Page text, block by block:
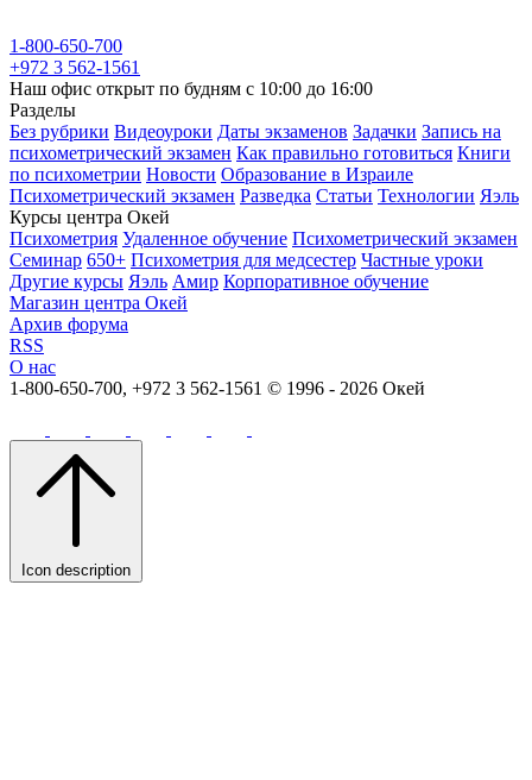
1-800-650-700
+972 3 562-1561
Наш офис открыт по будням с 10:00 до 16:00
Разделы
Без рубрики Видеоуроки Даты экзаменов Задачки Запись на
психометрический экзамен Как правильно готовиться Книги
по психометрии Новости Образование в Израиле
Психометрический экзамен Разведка Статьи Технологии Яэль
Курсы центра Окей
Психометрия Удаленное обучение Психометрический экзамен
Семинар 650+ Психометрия для медсестер Частные уроки
Другие курсы Яэль Амир Корпоративное обучение
Магазин центра Окей
Архив форума
RSS
О нас
1-800-650-700, +972 3 562-1561 © 1996 - 2026 Окей
Icon description